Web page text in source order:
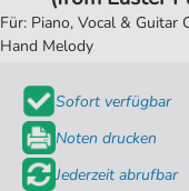
Für: Piano, Vocal & Guitar
Hand Melody
Sofort verfügbar
Noten drucken
Jederzeit abrufbar